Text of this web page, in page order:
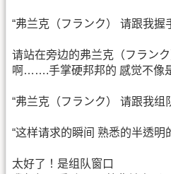
“弗兰克（フランク） 请跟我握
请站在旁边的弗兰克（フラン
啊…….手掌硬邦邦的 感觉不像
“弗兰克（フランク） 请跟我组
“这样请求的瞬间 熟悉的半透明
太好了！是组队窗口